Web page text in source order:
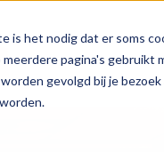
is het nodig dat er soms
pagina's
gevolgd bij je